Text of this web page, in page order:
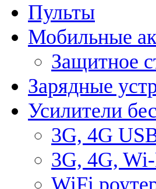
Пульты
Мобильные
Защитное
Зарядные
Усилители
3G, 4G
3G, 4G,
WiFi